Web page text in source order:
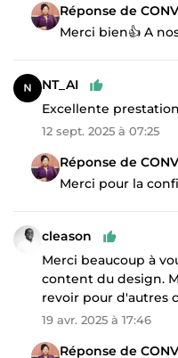
Réponse de
Merci bien👍 A
NT_AI
Excellente
12 sept. 2025 à 07:25
Réponse de
Merci pour la
cleason
Merci beaucoup à
content du design.
revoir pour d'autres
19 avr. 2025 à 17:46
Réponse de